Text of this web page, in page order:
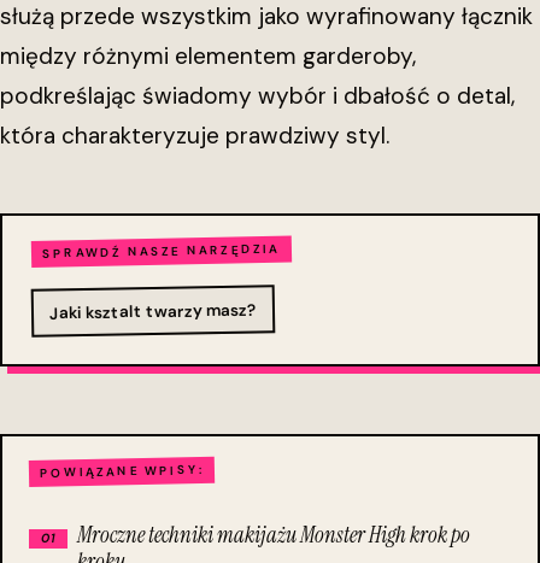
służą przede wszystkim jako wyrafinowany łącznik
między różnymi elementem garderoby,
podkreślając świadomy wybór i dbałość o detal,
która charakteryzuje prawdziwy styl.
SPRAWDŹ NASZE NARZĘDZIA
Jaki ksztalt twarzy masz?
POWIĄZANE WPISY:
Mroczne techniki makijażu Monster High krok po